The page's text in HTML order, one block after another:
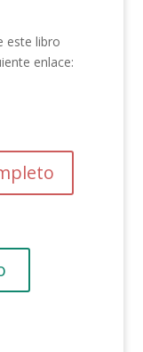
este libro
enlace: